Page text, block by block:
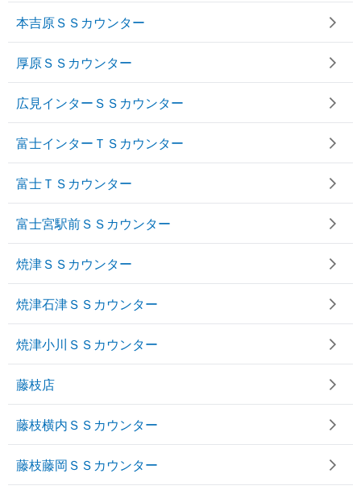
本吉原ＳＳカウンター
厚原ＳＳカウンター
広見インターＳＳカウンター
富士インターＴＳカウンター
富士ＴＳカウンター
富士宮駅前ＳＳカウンター
焼津ＳＳカウンター
焼津石津ＳＳカウンター
焼津小川ＳＳカウンター
藤枝店
藤枝横内ＳＳカウンター
藤枝藤岡ＳＳカウンター